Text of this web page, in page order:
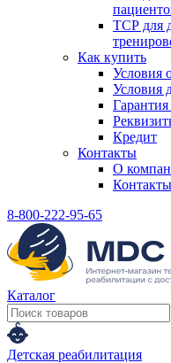
ТСР для
Как купить
Условия
Условия
Кредит
Контакты
О
Контакты
8-800-222-95-65
Каталог
Детская реабилитация